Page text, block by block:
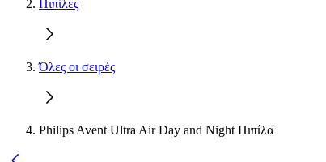
Πιπίλες
Όλες οι σειρές
Philips Avent Ultra Air Day and Night Πιπίλα